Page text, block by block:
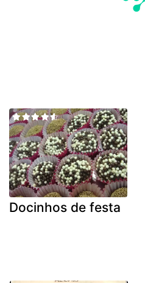
Docinhos de festa